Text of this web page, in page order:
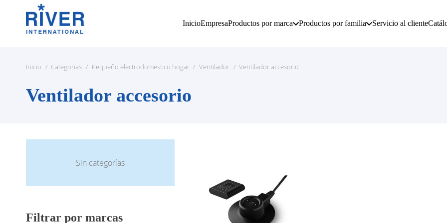
InicioEmpresaProductos por marca Productos por familia Servicio al cliente
Inicio / Categorias / Pequeño electrodomestico hogar / Ventilador / Ventilador accesorio
Ventilador accesorio
Sin categorías
Filtrar por marcas